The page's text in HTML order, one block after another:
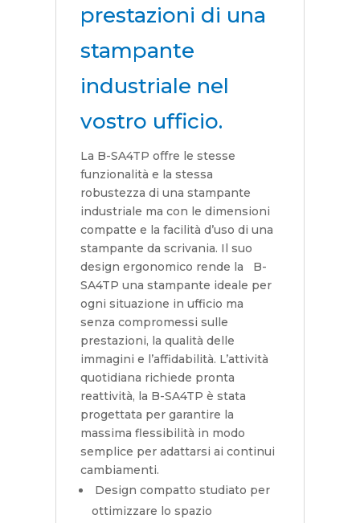
prestazioni di una
stampante
industriale nel
vostro ufficio.
La B-SA4TP offre le stesse
funzionalità e la stessa
robustezza di una stampante
industriale ma con le dimensioni
compatte e la facilità d’uso di una
stampante da scrivania. Il suo
design ergonomico rende la B-
SA4TP una stampante ideale per
ogni situazione in ufficio ma
senza compromessi sulle
prestazioni, la qualità delle
immagini e l’affidabilità. L’attività
quotidiana richiede pronta
reattività, la B-SA4TP è stata
progettata per garantire la
massima flessibilità in modo
semplice per adattarsi ai continui
cambiamenti.
Design compatto studiato per
ottimizzare lo spazio